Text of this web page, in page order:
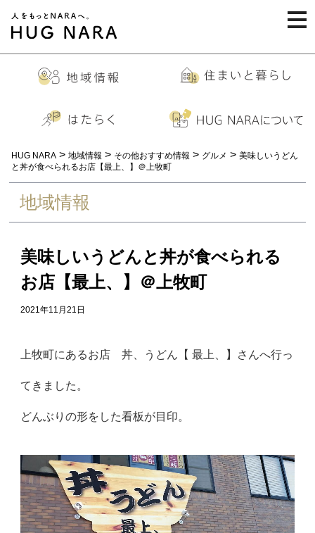
HUG NARA > 地域情報 > その他おすすめ情報 > グルメ > 美味しいうどん
と丼が食べられるお店【最上、】＠上牧町
地域情報
美味しいうどんと丼が食べられる
お店【最上、】＠上牧町
2021年11月21日
上牧町にあるお店 丼、うどん【 最上、】さんへ行っ
てきました。
どんぶりの形をした看板が目印。